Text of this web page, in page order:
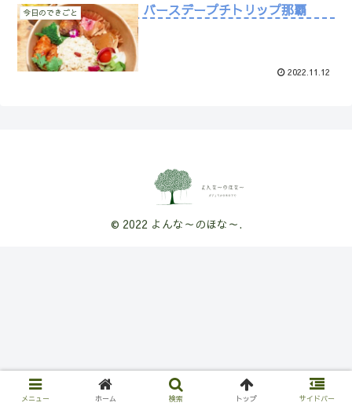
今日のできごと バースデープチトリップ那覇
2022.11.12
© 2022 よんな～のほな～.
メニュー ホーム 検索 トップ サイドバー